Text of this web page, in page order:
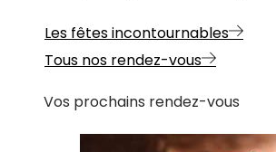
Les fêtes incontournables
Tous nos rendez-vous
Vos prochains rendez-vous